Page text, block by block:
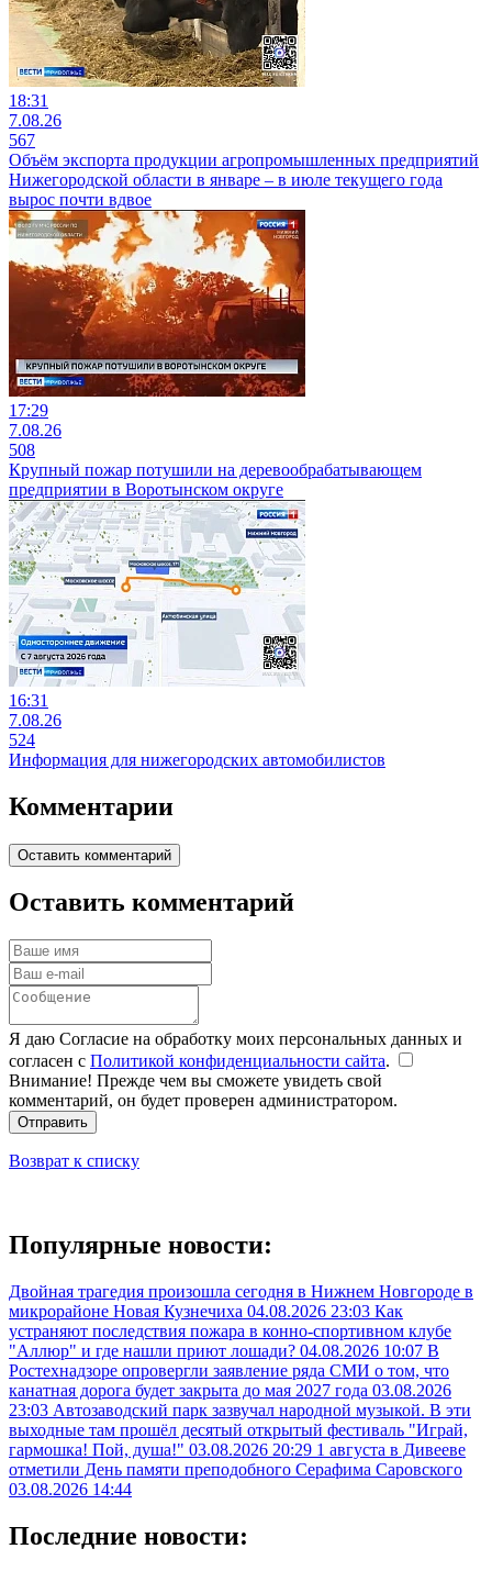
18:31
7.08.26
567
Объём экспорта продукции агропромышленных предприятий
Нижегородской области в январе – в июле текущего года
вырос почти вдвое
17:29
7.08.26
508
Крупный пожар потушили на деревообрабатывающем
предприятии в Воротынском округе
16:31
7.08.26
524
Информация для нижегородских автомобилистов
Комментарии
Оставить комментарий
Оставить комментарий
Я даю Согласие на обработку моих персональных данных и
согласен с Политикой конфиденциальности сайта.
Внимание! Прежде чем вы сможете увидеть свой
комментарий, он будет проверен администратором.
Отправить
Возврат к списку
Популярные новости:
Двойная трагедия произошла сегодня в Нижнем Новгороде в
микрорайоне Новая Кузнечиха 04.08.2026 23:03 Как
устраняют последствия пожара в конно-спортивном клубе
"Аллюр" и где нашли приют лошади? 04.08.2026 10:07 В
Ростехнадзоре опровергли заявление ряда СМИ о том, что
канатная дорога будет закрыта до мая 2027 года 03.08.2026
23:03 Автозаводский парк зазвучал народной музыкой. В эти
выходные там прошёл десятый открытый фестиваль "Играй,
гармошка! Пой, душа!" 03.08.2026 20:29 1 августа в Дивееве
отметили День памяти преподобного Серафима Саровского
03.08.2026 14:44
Последние новости: